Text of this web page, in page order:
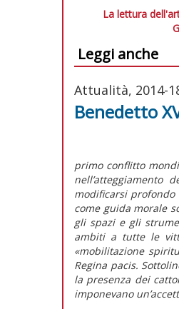
La lettura
Leggi anche
Attualità, 2014-
Benedetto
primo conflitto
modificarsi
come guida morale
gli spazi e gli
ambiti a tutte le
«mobilitazione
Regina pacis.
la presenza dei
imponevano